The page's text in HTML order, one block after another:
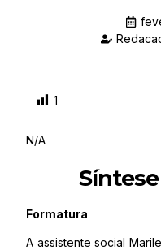
1
N/A
Formatura
A assistente social